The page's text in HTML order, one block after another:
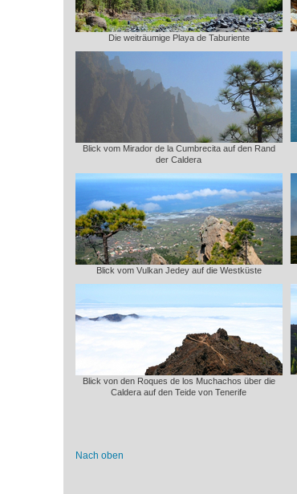
Die weiträumige Playa de Taburiente
Blick vom Mirador de la Cumbrecita auf den Rand
der Caldera
Blick vom Vulkan Jedey auf die Westküste
Blick von den Roques de los Muchachos über die
Caldera auf den Teide von Tenerife
Nach oben